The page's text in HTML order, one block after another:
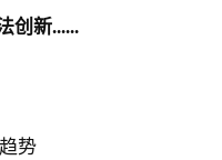
创新......
势